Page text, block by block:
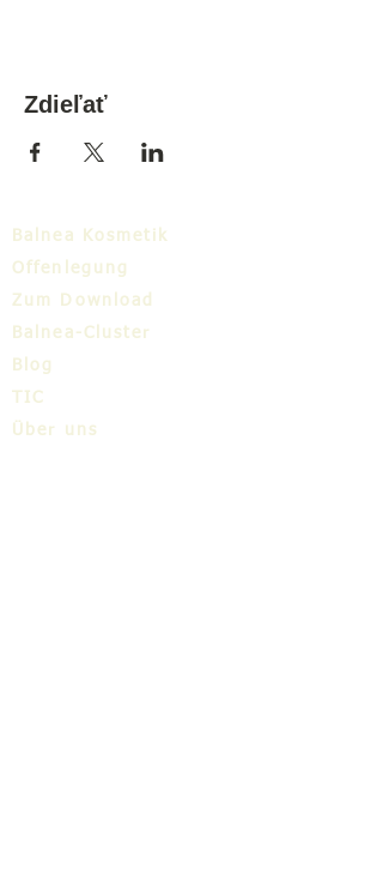
Zdieľať
Balnea Kosmetik
Offenlegung
Zum Download
Balnea-Cluster
Blog
TIC
Über uns